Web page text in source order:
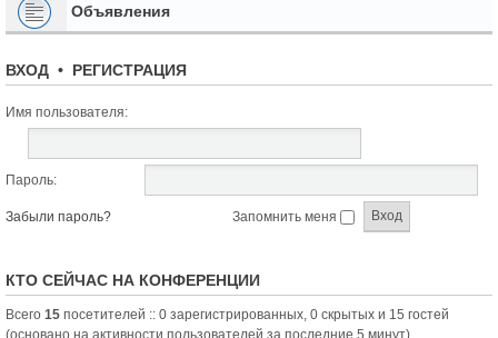
Объявления
ВХОД • РЕГИСТРАЦИЯ
Имя пользователя:
Пароль:
Забыли пароль? Запомнить меня
КТО СЕЙЧАС НА КОНФЕРЕНЦИИ
Всего 15 посетителей :: 0 зарегистрированных, 0 скрытых и 15 гостей
(основано на активности пользователей за последние 5 минут)